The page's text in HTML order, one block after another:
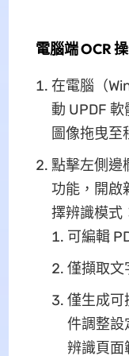
電腦端 OCR
在電腦（
動 UPDF
圖像拖曳至
點擊左側邊
功能，開啟
擇辨識模式
可編輯
僅擷取文
僅生成可
件調整設
辨識頁面